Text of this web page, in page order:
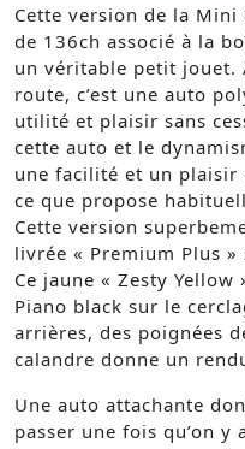
Cette version de la
de 136ch associé à la
un véritable petit jouet.
route, c’est une auto
utilité et plaisir sans
cette auto et le
une facilité et un plaisir
ce que propose
Cette version
livrée « Premium Plus
Ce jaune « Zesty
Piano black sur le
arrières, des poignées
calandre donne un
Une auto attachante
passer une fois qu’on y